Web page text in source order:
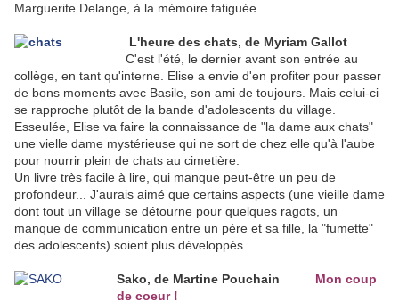
Marguerite Delange, à la mémoire fatiguée.
L'heure des chats, de Myriam Gallot
C'est l'été, le dernier avant son entrée au
collège, en tant qu'interne. Elise a envie d'en profiter pour passer
de bons moments avec Basile, son ami de toujours. Mais celui-ci
se rapproche plutôt de la bande d'adolescents du village.
Esseulée, Elise va faire la connaissance de "la dame aux chats"
une vielle dame mystérieuse qui ne sort de chez elle qu'à l'aube
pour nourrir plein de chats au cimetière.
Un livre très facile à lire, qui manque peut-être un peu de
profondeur... J'aurais aimé que certains aspects (une vieille dame
dont tout un village se détourne pour quelques ragots, un
manque de communication entre un père et sa fille, la "fumette"
des adolescents) soient plus développés.
Sako, de Martine Pouchain Mon coup
de coeur !